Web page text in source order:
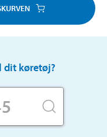
dit køretøj?